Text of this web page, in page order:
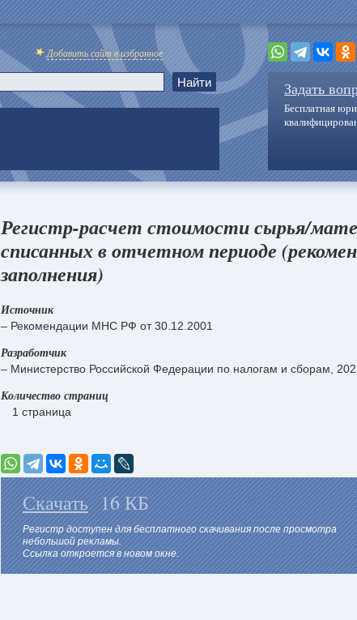
Добавить сайт в избранное
Задать
Бесплатная
Регистр-расчет стоимости сырья/
списанных в отчетном периоде
заполнения)
Источник
– Рекомендации МНС РФ от 30.12.2001
Разработчик
– Министерство Российской Федерации по налогам и сборам,
Количество страниц
1 страница
Скачать 16 КБ
Регистр доступен для бесплатного скачивания после просмотра
небольшой рекламы.
Ссылка откроется в новом окне.